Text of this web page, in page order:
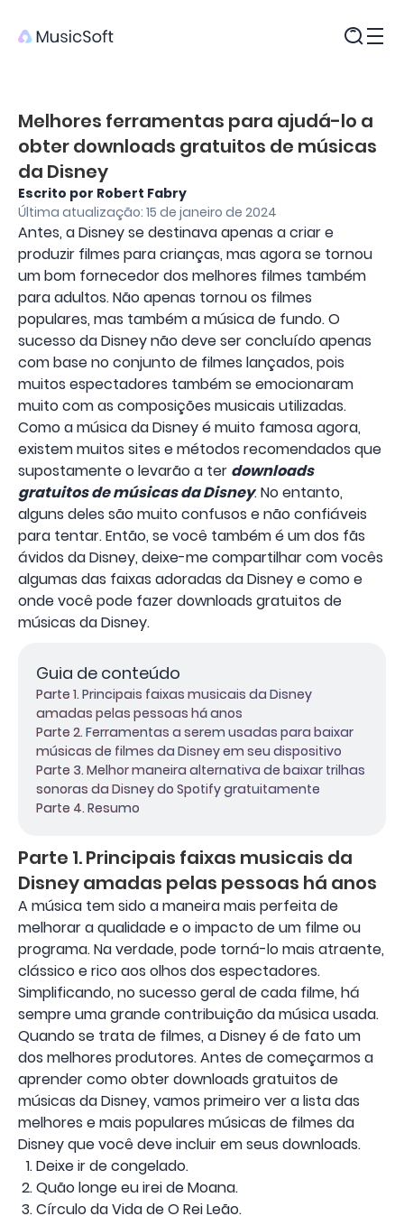
Melhores ferramentas para ajudá-lo a
obter downloads gratuitos de músicas
da Disney
Escrito por Robert Fabry
Última atualização: 15 de janeiro de 2024
Antes, a Disney se destinava apenas a criar e
produzir filmes para crianças, mas agora se tornou
um bom fornecedor dos melhores filmes também
para adultos. Não apenas tornou os filmes
populares, mas também a música de fundo. O
sucesso da Disney não deve ser concluído apenas
com base no conjunto de filmes lançados, pois
muitos espectadores também se emocionaram
muito com as composições musicais utilizadas.
Como a música da Disney é muito famosa agora,
existem muitos sites e métodos recomendados que
supostamente o levarão a ter downloads
gratuitos de músicas da Disney. No entanto,
alguns deles são muito confusos e não confiáveis ​​
para tentar. Então, se você também é um dos fãs
ávidos da Disney, deixe-me compartilhar com vocês
algumas das faixas adoradas da Disney e como e
onde você pode fazer downloads gratuitos de
músicas da Disney.
Guia de conteúdo
Parte 1. Principais faixas musicais da Disney
amadas pelas pessoas há anos
Parte 2. Ferramentas a serem usadas para baixar
músicas de filmes da Disney em seu dispositivo
Parte 3. Melhor maneira alternativa de baixar trilhas
sonoras da Disney do Spotify gratuitamente
Parte 4. Resumo
Parte 1. Principais faixas musicais da
Disney amadas pelas pessoas há anos
A música tem sido a maneira mais perfeita de
melhorar a qualidade e o impacto de um filme ou
programa. Na verdade, pode torná-lo mais atraente,
clássico e rico aos olhos dos espectadores.
Simplificando, no sucesso geral de cada filme, há
sempre uma grande contribuição da música usada.
Quando se trata de filmes, a Disney é de fato um
dos melhores produtores. Antes de começarmos a
aprender como obter downloads gratuitos de
músicas da Disney, vamos primeiro ver a lista das
melhores e mais populares músicas de filmes da
Disney que você deve incluir em seus downloads.
Deixe ir de congelado.
Quão longe eu irei de Moana.
Círculo da Vida de O Rei Leão.